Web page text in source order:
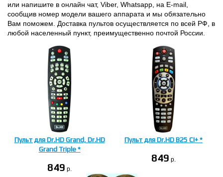
или напишите в онлайн чат, Viber, Whatsapp, на E-mail,
сообщив номер модели вашего аппарата и мы обязательно
Вам поможем. Доставка пультов осуществляется по всей РФ, в
любой населенный пункт, преимущественно почтой России.
Пульт для Dr.HD Grand, Dr.HD
Grand Triple *
849 p.
Пульт для Dr.HD B25 CI+ *
849 p.